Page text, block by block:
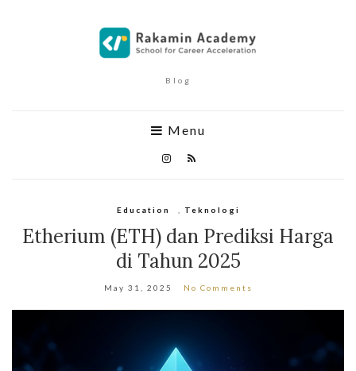
Blog
Menu
Education Teknologi
Etherium (ETH) dan Prediksi Harga
di Tahun 2025
May 31, 2025 No Comments